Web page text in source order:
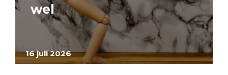
16 juli 2026
wel